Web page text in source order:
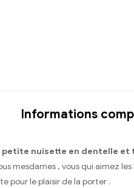
Informations
petite nuisette en dentelle et
mesdames , vous qui aimez
pour le plaisir de la porter .